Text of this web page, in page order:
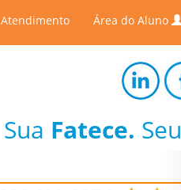
Atendimento Área do Aluno
Sua Fatece. Seu